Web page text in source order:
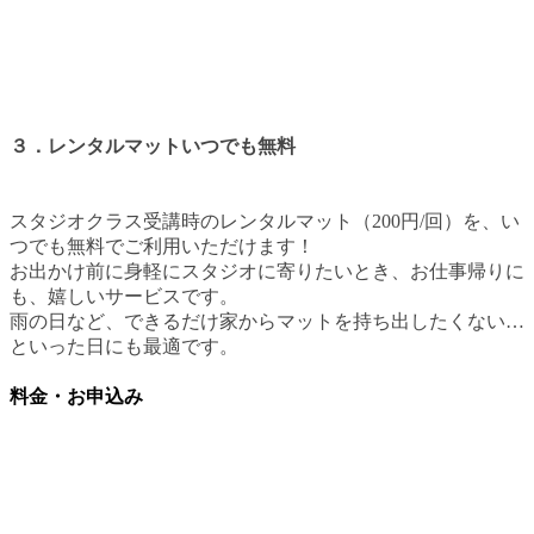
３．レンタルマットいつでも無料
スタジオクラス受講時のレンタルマット（200円/回）を、い
つでも無料でご利用いただけます！
お出かけ前に身軽にスタジオに寄りたいとき、お仕事帰りに
も、嬉しいサービスです。
雨の日など、できるだけ家からマットを持ち出したくない…
といった日にも最適です。
料金・お申込み